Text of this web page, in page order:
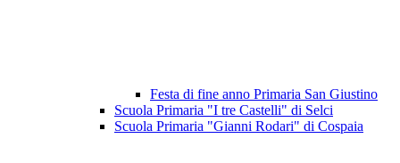
Festa di fine anno Primaria San Giustino
Scuola Primaria "I tre Castelli" di Selci
Scuola Primaria "Gianni Rodari" di Cospaia